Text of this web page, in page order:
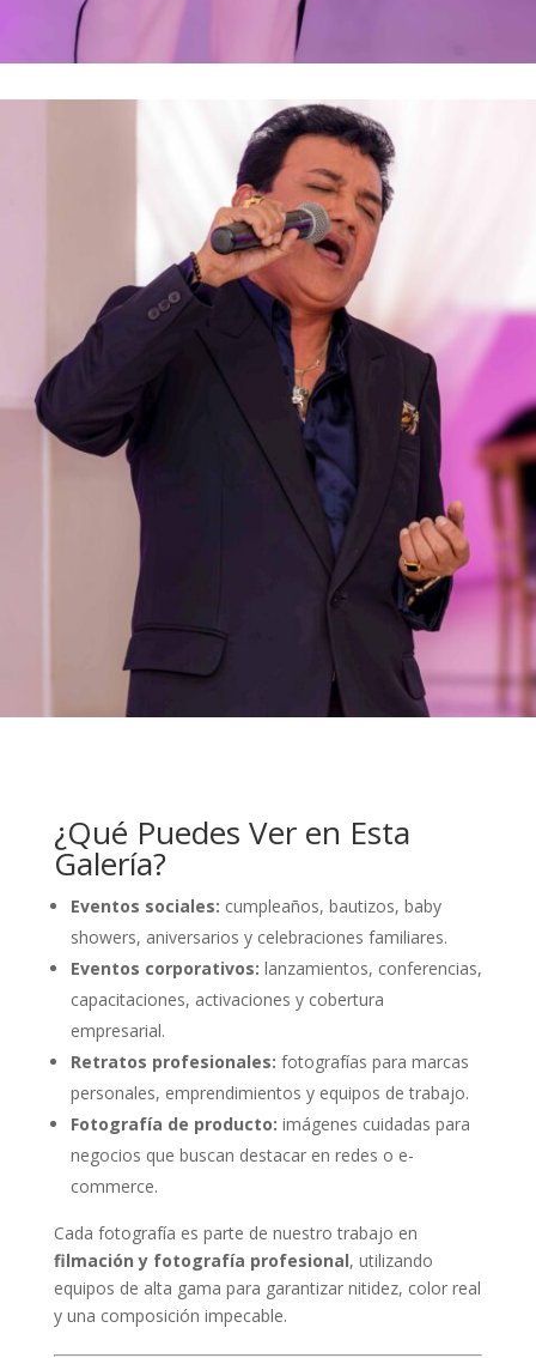
¿Qué Puedes Ver en Esta
Galería?
Eventos sociales: cumpleaños, bautizos, baby
showers, aniversarios y celebraciones familiares.
Eventos corporativos: lanzamientos, conferencias,
capacitaciones, activaciones y cobertura
empresarial.
Retratos profesionales: fotografías para marcas
personales, emprendimientos y equipos de trabajo.
Fotografía de producto: imágenes cuidadas para
negocios que buscan destacar en redes o e-
commerce.
Cada fotografía es parte de nuestro trabajo en
filmación y fotografía profesional, utilizando
equipos de alta gama para garantizar nitidez, color real
y una composición impecable.